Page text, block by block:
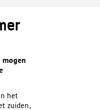
mogen
het
zuiden,